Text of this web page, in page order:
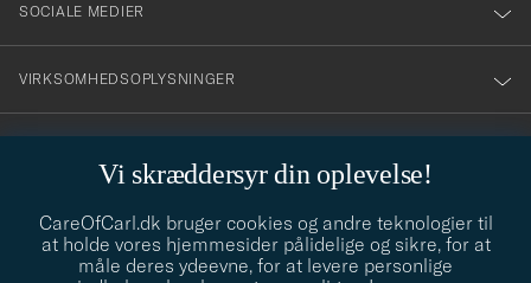
Vi skræddersyr din oplevelse!
CareOfCarl.dk bruger cookies og andre teknologier til
at holde vores hjemmesider pålidelige og sikre, for at
måle deres ydeevne, for at levere personlige
SOCIALE MEDIER
VIRKSOMHEDSOPLYSNINGER
info@careofcarl.dk
Behøver du hjælp til at finde din stil? Lad os hjælpe dig, vi hjælper
gerne til!